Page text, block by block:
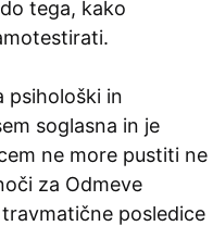
tega, kako
psihološki in
soglasna in je
ne more pustiti ne
za Odmeve
posledice